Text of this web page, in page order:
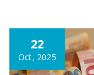
22
Oct, 2025